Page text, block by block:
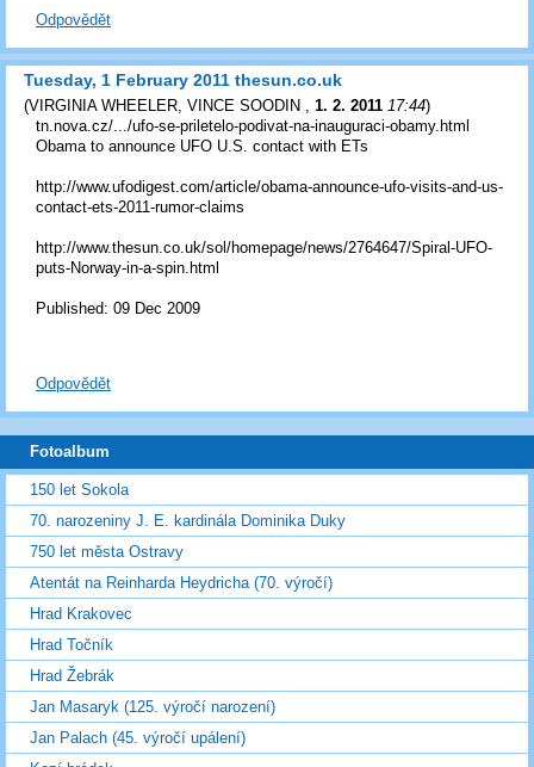
Odpovědět
Tuesday, 1 February 2011 thesun.co.uk
(VIRGINIA WHEELER, VINCE SOODIN 1. 2. 2011 17:44)
tn.nova.cz/.../ufo-se-priletelo-podivat-na-inauguraci-obamy.html
Obama to announce UFO U.S. contact with ETs
http://www.ufodigest.com/article/obama-announce-ufo-visits-and-us-
contact-ets-2011-rumor-claims
http://www.thesun.co.uk/sol/homepage/news/2764647/Spiral-UFO-
puts-Norway-in-a-spin.html
Published: 09 Dec 2009
Odpovědět
Fotoalbum
150 let Sokola
70. narozeniny J. E. kardinála Dominika Duky
750 let města Ostravy
Atentát na Reinharda Heydricha (70. výročí)
Hrad Krakovec
Hrad Točník
Hrad Žebrák
Jan Masaryk (125. výročí narození)
Jan Palach (45. výročí upálení)